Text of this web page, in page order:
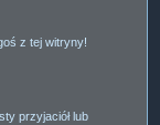
z tej witryny!
przyjaciół lub